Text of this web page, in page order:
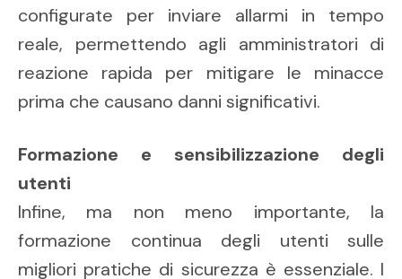
configurate per inviare allarmi in tempo
reale, permettendo agli amministratori di
reazione rapida per mitigare le minacce
prima che causano danni significativi.
Formazione e sensibilizzazione degli
utenti
Infine, ma non meno importante, la
formazione continua degli utenti sulle
migliori pratiche di sicurezza è essenziale. I